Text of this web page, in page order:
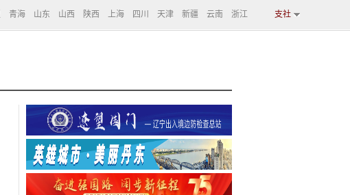
青海 山东 山西 陕西 上海 四川 天津 新疆 云南 浙江 支社